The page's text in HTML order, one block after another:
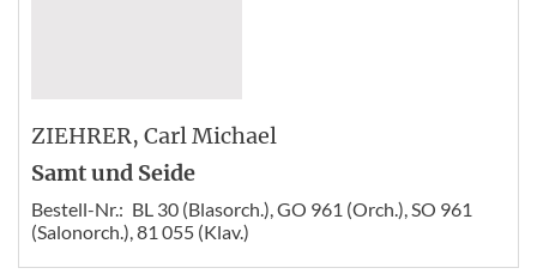
ZIEHRER, Carl Michael
Samt und Seide
Bestell-Nr.: BL 30 (Blasorch.), GO 961 (Orch.), SO 961
(Salonorch.), 81 055 (Klav.)